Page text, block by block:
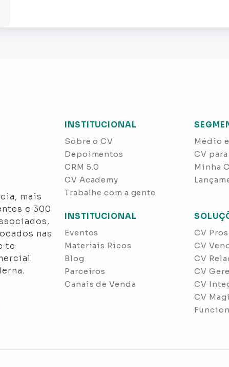
mais
e 300
nas
te
INSTITUCIONAL
Sobre o CV
Depoimentos
CRM 5.0
CV Academy
Trabalhe com a gente
Médio
CV
Minha
INSTITUCIONAL
Eventos
Materiais Ricos
Blog
Parceiros
Canais de Venda
CV
CV
CV
CV
CV
CV